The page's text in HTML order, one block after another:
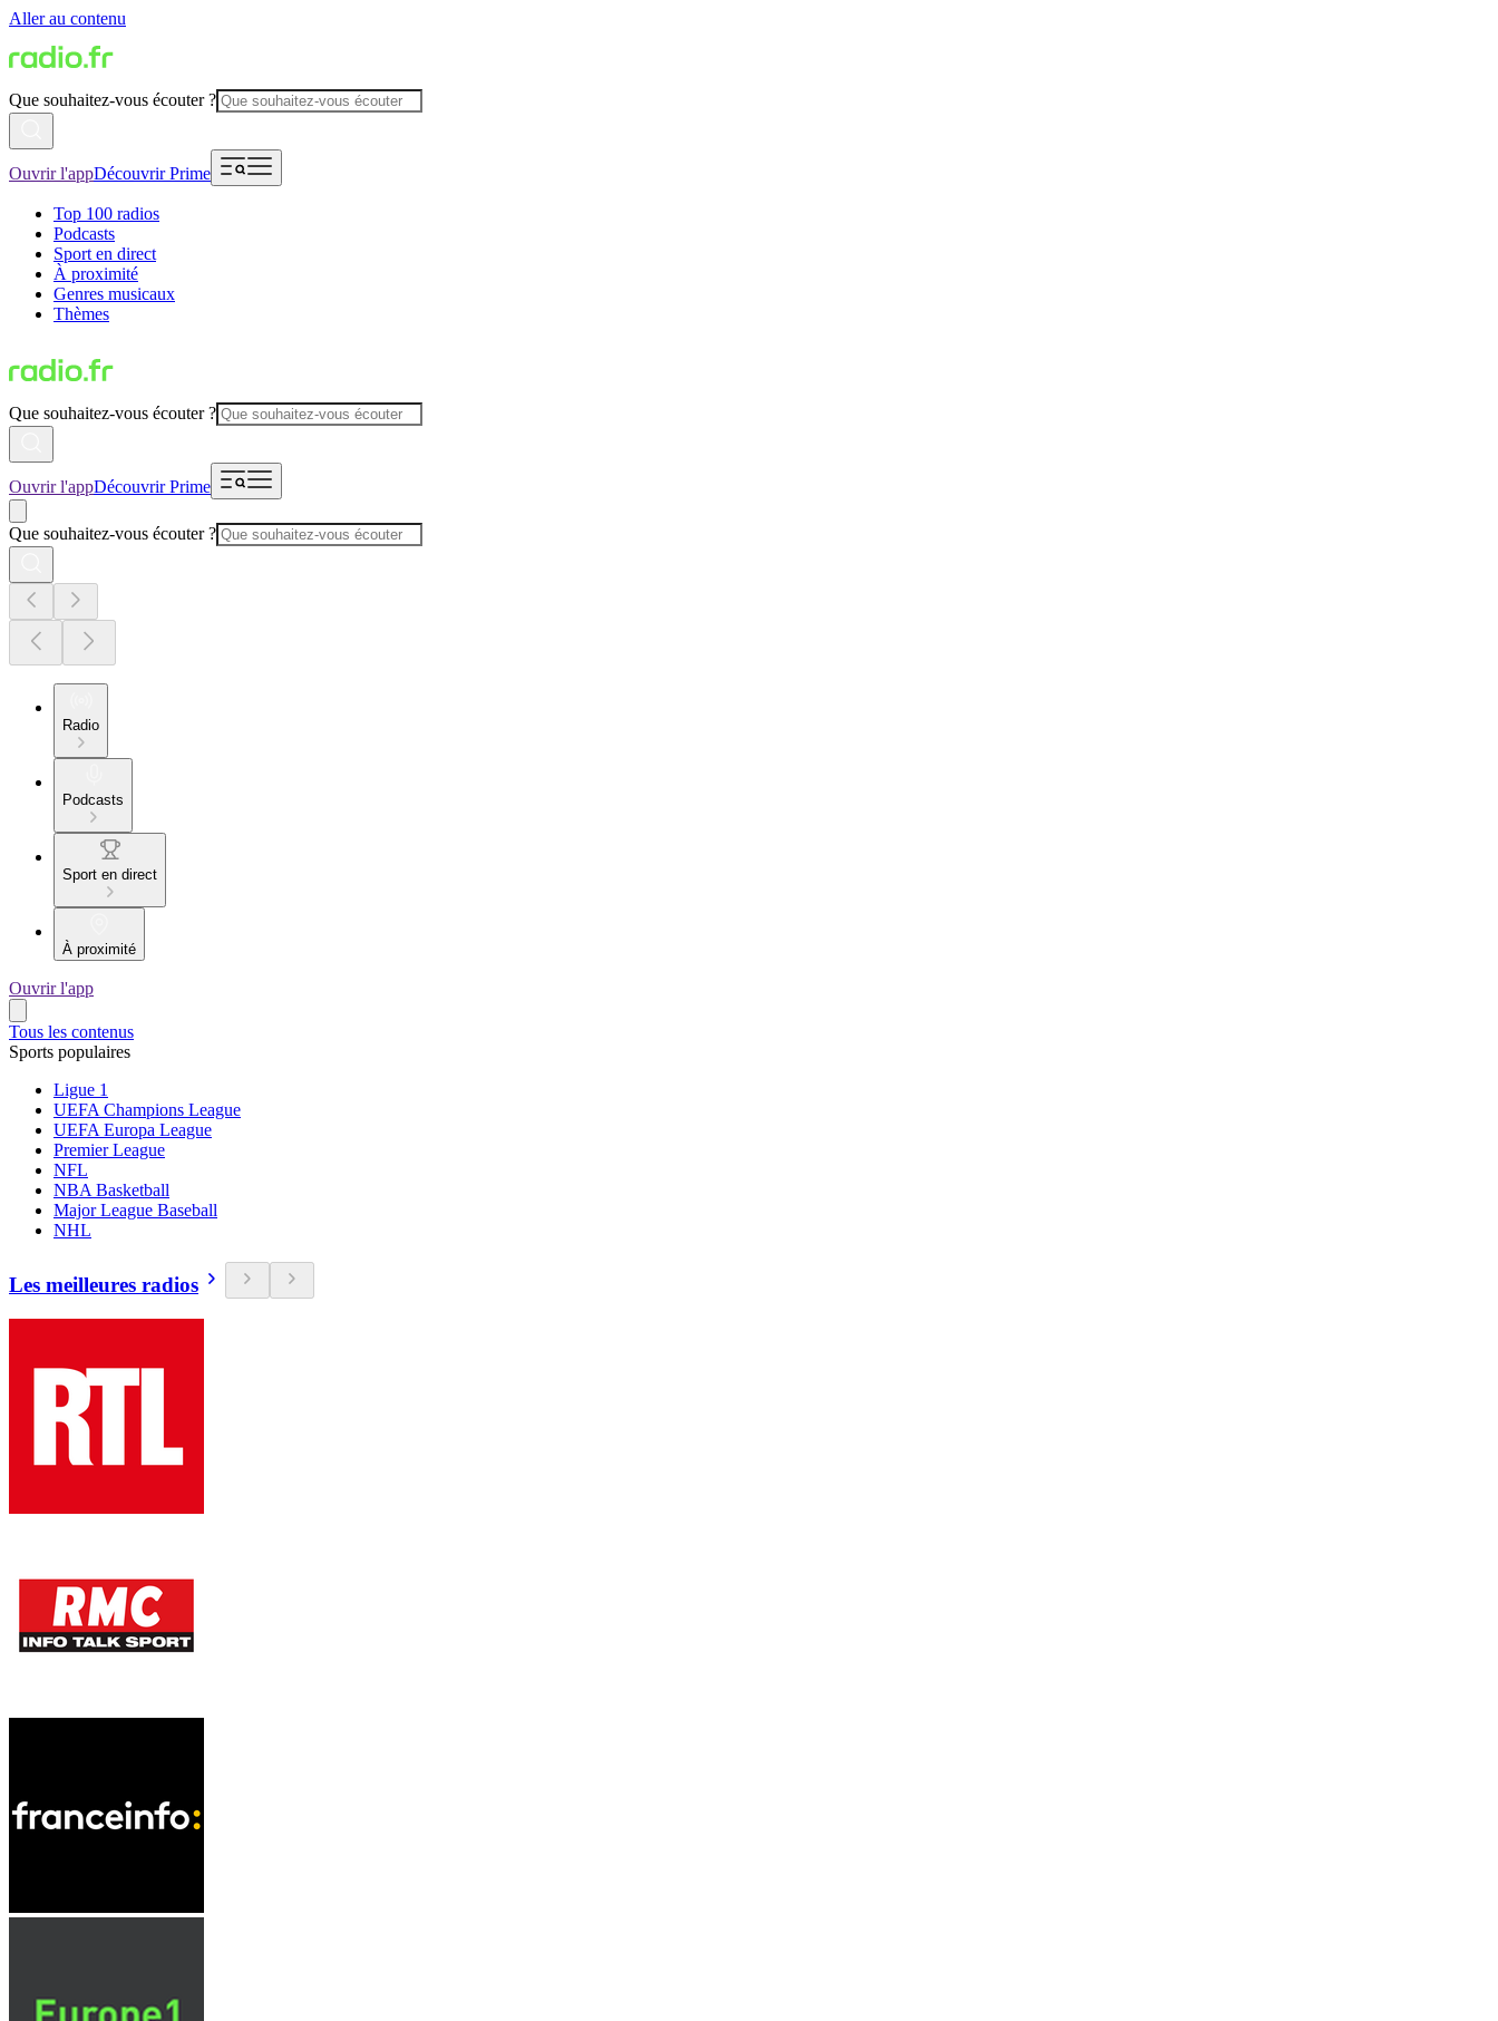
Aller au contenu
Que souhaitez-vous écouter ?
Ouvrir l'appDécouvrir Prime
Top 100 radios
Podcasts
Sport en direct
À proximité
Genres musicaux
Thèmes
Que souhaitez-vous écouter ?
Ouvrir l'appDécouvrir Prime
Que souhaitez-vous écouter ?
Radio
Podcasts
Sport en direct
À proximité
Ouvrir l'app
Tous les contenus
Sports populaires
Ligue 1
UEFA Champions League
UEFA Europa League
Premier League
NFL
NBA Basketball
Major League Baseball
NHL
Les meilleures radios